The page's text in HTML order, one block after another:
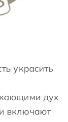
украсить
дух
включают